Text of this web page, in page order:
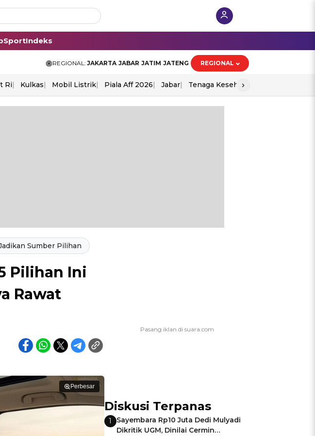
SportIndeks
REGIONAL: JAKARTA JABAR JATIM JATENG REGIONAL
Ri Kulkas Mobil Listrik Piala Aff 2026 Jabar Tenaga Kesehatan
›
Sumber Pilihan
Pilihan Ini
Rawat
Perbesar
Diskusi Terpanas
1
Sayembara Rp10 Juta Dedi Mulyadi
Dikritik UGM, Dinilai Cermin